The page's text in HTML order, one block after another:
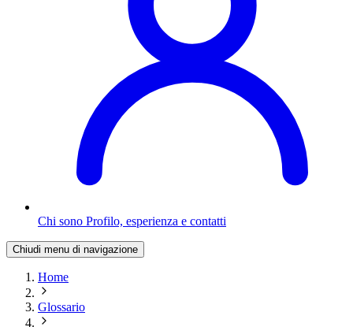
Chi sono Profilo, esperienza e contatti
Chiudi menu di navigazione
Home
Glossario